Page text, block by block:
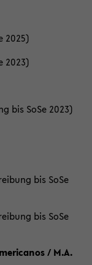
2025)
2023)
bis SoSe 2023)
bis SoSe
bis SoSe
/ M.A.